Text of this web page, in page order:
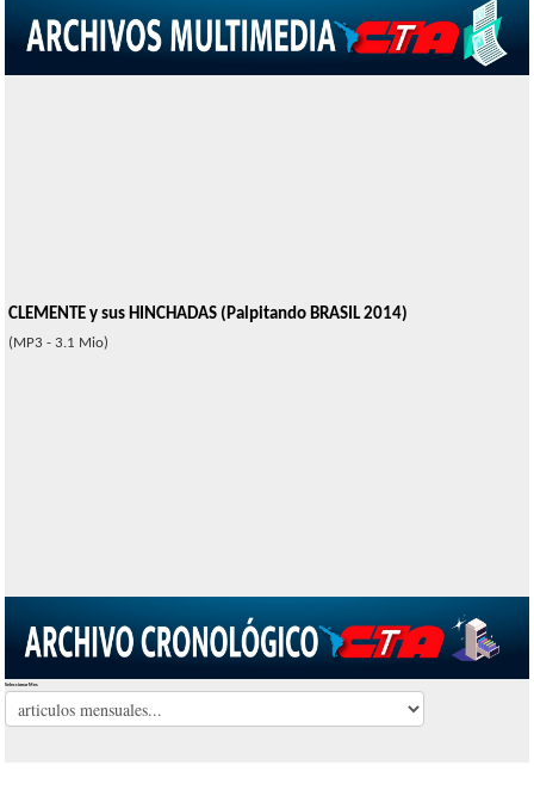
CLEMENTE y sus HINCHADAS (Palpitando BRASIL 2014)
(MP3 - 3.1 Mio)
Seleccionar Mes